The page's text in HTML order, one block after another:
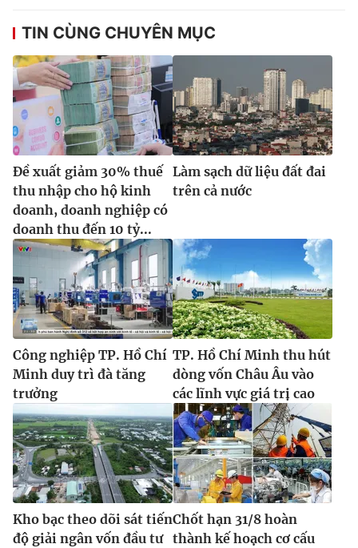
TIN CÙNG CHUYÊN MỤC
Đề xuất giảm 30% thuế
thu nhập cho hộ kinh
doanh, doanh nghiệp có
doanh thu đến 10 tỷ...
Làm sạch dữ liệu đất đai
trên cả nước
Công nghiệp TP. Hồ Chí
Minh duy trì đà tăng
trưởng
TP. Hồ Chí Minh thu hút
dòng vốn Châu Âu vào
các lĩnh vực giá trị cao
Kho bạc theo dõi sát tiến
độ giải ngân vốn đầu tư
Chốt hạn 31/8 hoàn
thành kế hoạch cơ cấu